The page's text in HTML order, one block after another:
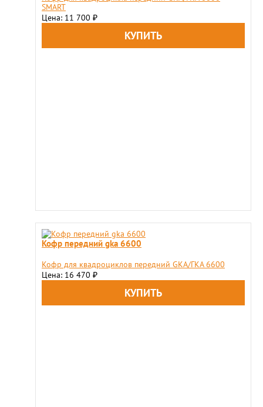
SMART
Цена: 11 700 ₽
Кофр передний gka 6600
Кофр для квадроциклов передний GKA/ГКА 6600
Цена: 16 470 ₽